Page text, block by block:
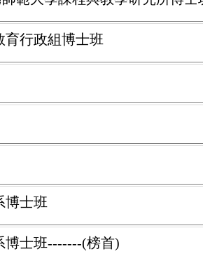
育行政組博士班
博士班
博士班-------(榜首)